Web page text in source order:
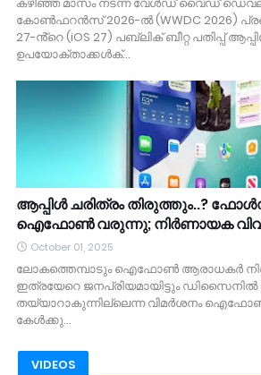
കോൺഫറൻസ് 2026-ൽ (WWDC 2026)
27-ൻ്റെ (iOS 27) പബ്ലിക് ബീറ്റ പതിപ്പ്
ഉപയോക്താക്കൾക്…
ആപ്പിൾ ചരിത്രം തിരുത്തും..?
ഐഫോൺ വരുന്നു; നിർണായക
October 01, 2025
ലോകത്തെമ്പാടും ഐഫോൺ ആരാധകർ
ഇത്രയേറെ ജനപ്രിയമായിട്ടും ഡിസൈനില്‍
തയ്യാറാകുന്നില്ലെന്ന വിമര്‍ശനം
കേൾക്കു…
VIDEOS